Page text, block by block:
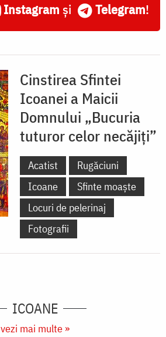
Instagram și Telegram!
Cinstirea Sfintei
Icoanei a Maicii
Domnului „Bucuria
tuturor celor necăjiți”
Acatist
Rugăciuni
Icoane
Sfinte moaște
Locuri de pelerinaj
Fotografii
ICOANE
vezi mai multe »